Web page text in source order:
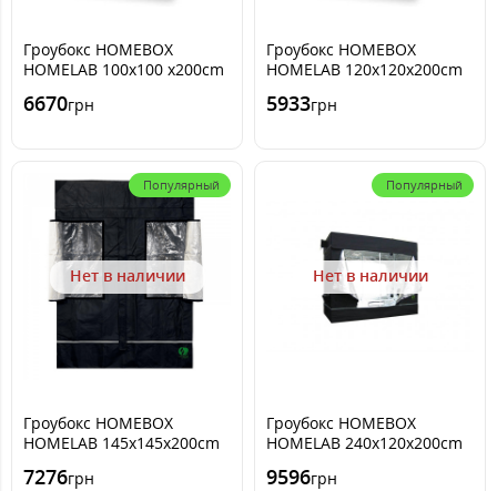
Гроубокс HOMEBOX
HOMELAB 100x100 x200cm
6670грн
Гроубокс HOMEBOX
HOMELAB 120x120x200cm
5933грн
Популярный
Нет в наличии
Гроубокс HOMEBOX
HOMELAB 145x145x200cm
7276грн
Популярный
Нет в наличии
Гроубокс HOMEBOX
HOMELAB 240x120x200cm
9596грн